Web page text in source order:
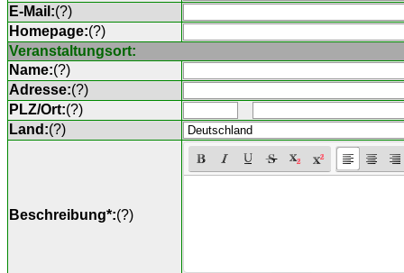
E-Mail:(?)
Homepage:(?)
Veranstaltungsort:
Name:(?)
Adresse:(?)
PLZ/Ort:(?)
Land:(?)
Beschreibung*:(?)